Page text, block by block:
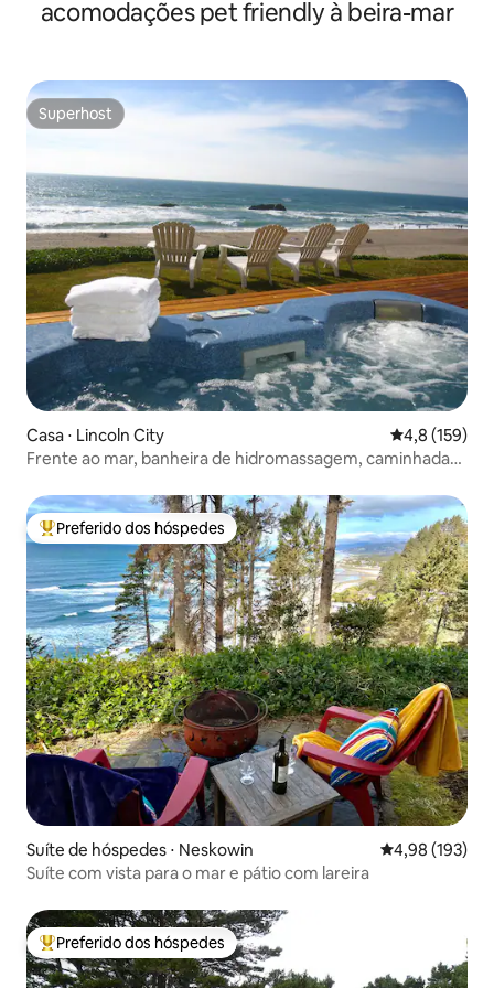
acomodações pet friendly à beira-mar
Superhost
Superhost
Casa ⋅ Lincoln City 4,8 de uma
4,8 (159)
Frente ao mar, banheira de hidromassagem, caminhada
Entre os melhores preferidos dos hóspedes
Preferido dos hóspedes
Suíte de hóspedes ⋅ Neskowin 4,98 de uma
4,98 (193)
Suíte com vista para o mar e pátio com lareira
Entre os melhores preferidos dos hóspedes
Preferido dos hóspedes